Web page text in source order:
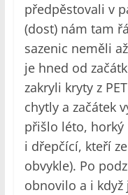
předpěstovali v
(dost) nám tam
sazenic neměli
je hned od
zakryli kryty z
chytly a začátek
přišlo léto, horký
i dřepčící, kteří
obvykle). Po
obnovilo a i